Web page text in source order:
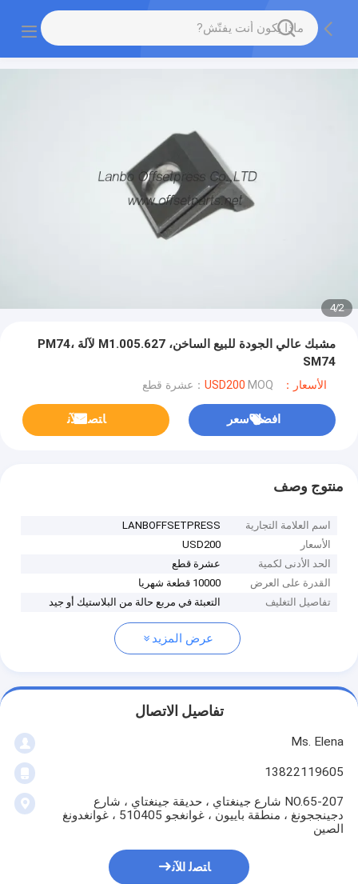
2
/
4
مشبك عالي الجودة للبيع الساخن، M1.005.627 لآلة PM74،
SM74
الأسعار：USD200 MOQ：عشرة قطع
افضل سعر ﺎﺘﺼﻟ ﺍﻶﻧ
منتوج وصف
اسم العلامة التجارية
LANBOFFSETPRESS
الأسعار
USD200
الحد الأدنى لكمية
عشرة قطع
القدرة على العرض
10000 قطعة شهريا
تفاصيل التغليف
التعبئة في مربع حالة من البلاستيك أو جيد
عرض المزيد
تفاصيل الاتصال
Ms. Elena
13822119605
207-NO.65 شارع جينغتاي ، حديقة جينغتاي ، شارع
دجينججونغ ، منطقة باييون ، غوانغجو 510405 ، غوانغدونغ
الصين
ﺎﺘﺼﻟ ﺍﻶﻧ